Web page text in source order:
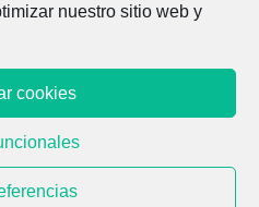
nuestro sitio web y
cookies